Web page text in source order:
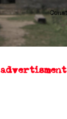
advertisment